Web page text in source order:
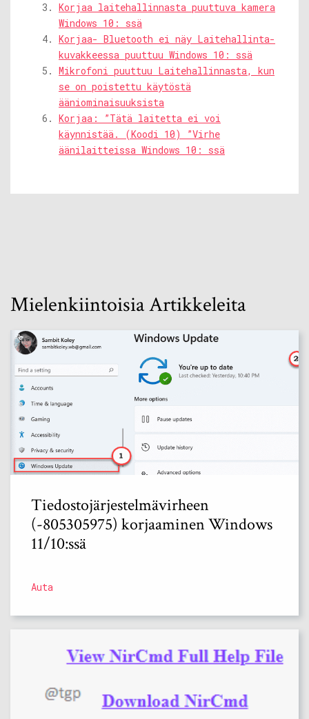
Korjaa laitehallinnasta puuttuva kamera
Windows 10: ssä
Korjaa- Bluetooth ei näy Laitehallinta-
kuvakkeessa puuttuu Windows 10: ssä
Mikrofoni puuttuu Laitehallinnasta, kun
se on poistettu käytöstä
ääniominaisuuksista
Korjaa: ”Tätä laitetta ei voi
käynnistää. (Koodi 10) ”Virhe
äänilaitteissa Windows 10: ssä
Mielenkiintoisia Artikkeleita
Tiedostojärjestelmävirheen
(-805305975) korjaaminen Windows
11/10:ssä
Auta